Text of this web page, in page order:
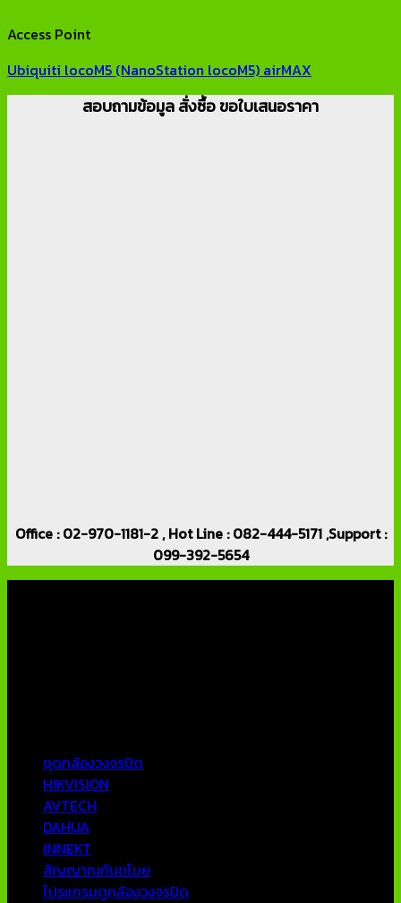
Access Point
Ubiquiti locoM5 (NanoStation locoM5) airMAX
สอบถามข้อมูล สั่งซื้อ ขอใบเสนอราคา
Office : 02-970-1181-2 , Hot Line : 082-444-5171 ,Support :
099-392-5654
ชุดกล้องวงจรปิด
HIKVISION
AVTECH
DAHUA
INNEKT
สัญญาณกันขโมย
โปรแกรมดูกล้องวงจรปิด